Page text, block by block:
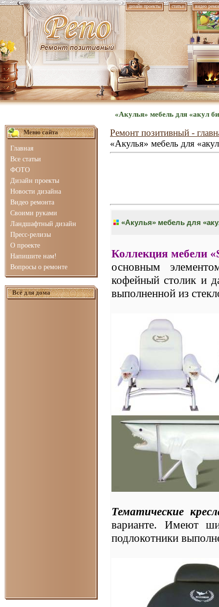
дизайн проекты статьи видео
«Акулья» мебель для «акул
Меню сайта
Главная
Все статьи
ФОТО
Дизайн проекты
Новости дизайна
Видео ремонта
Своими руками
Ландшафтный дизайн
Пресс-релизы
О проекте
Напишите нам!
Вопросы о ремонте
Всё для дома
Ремонт позитивный -
«Акулья» мебель для
«Акулья» мебель для
Коллекция мебели
основным
кофейный столик и
выполненной из
Тематические
варианте. Имеют
подлокотники